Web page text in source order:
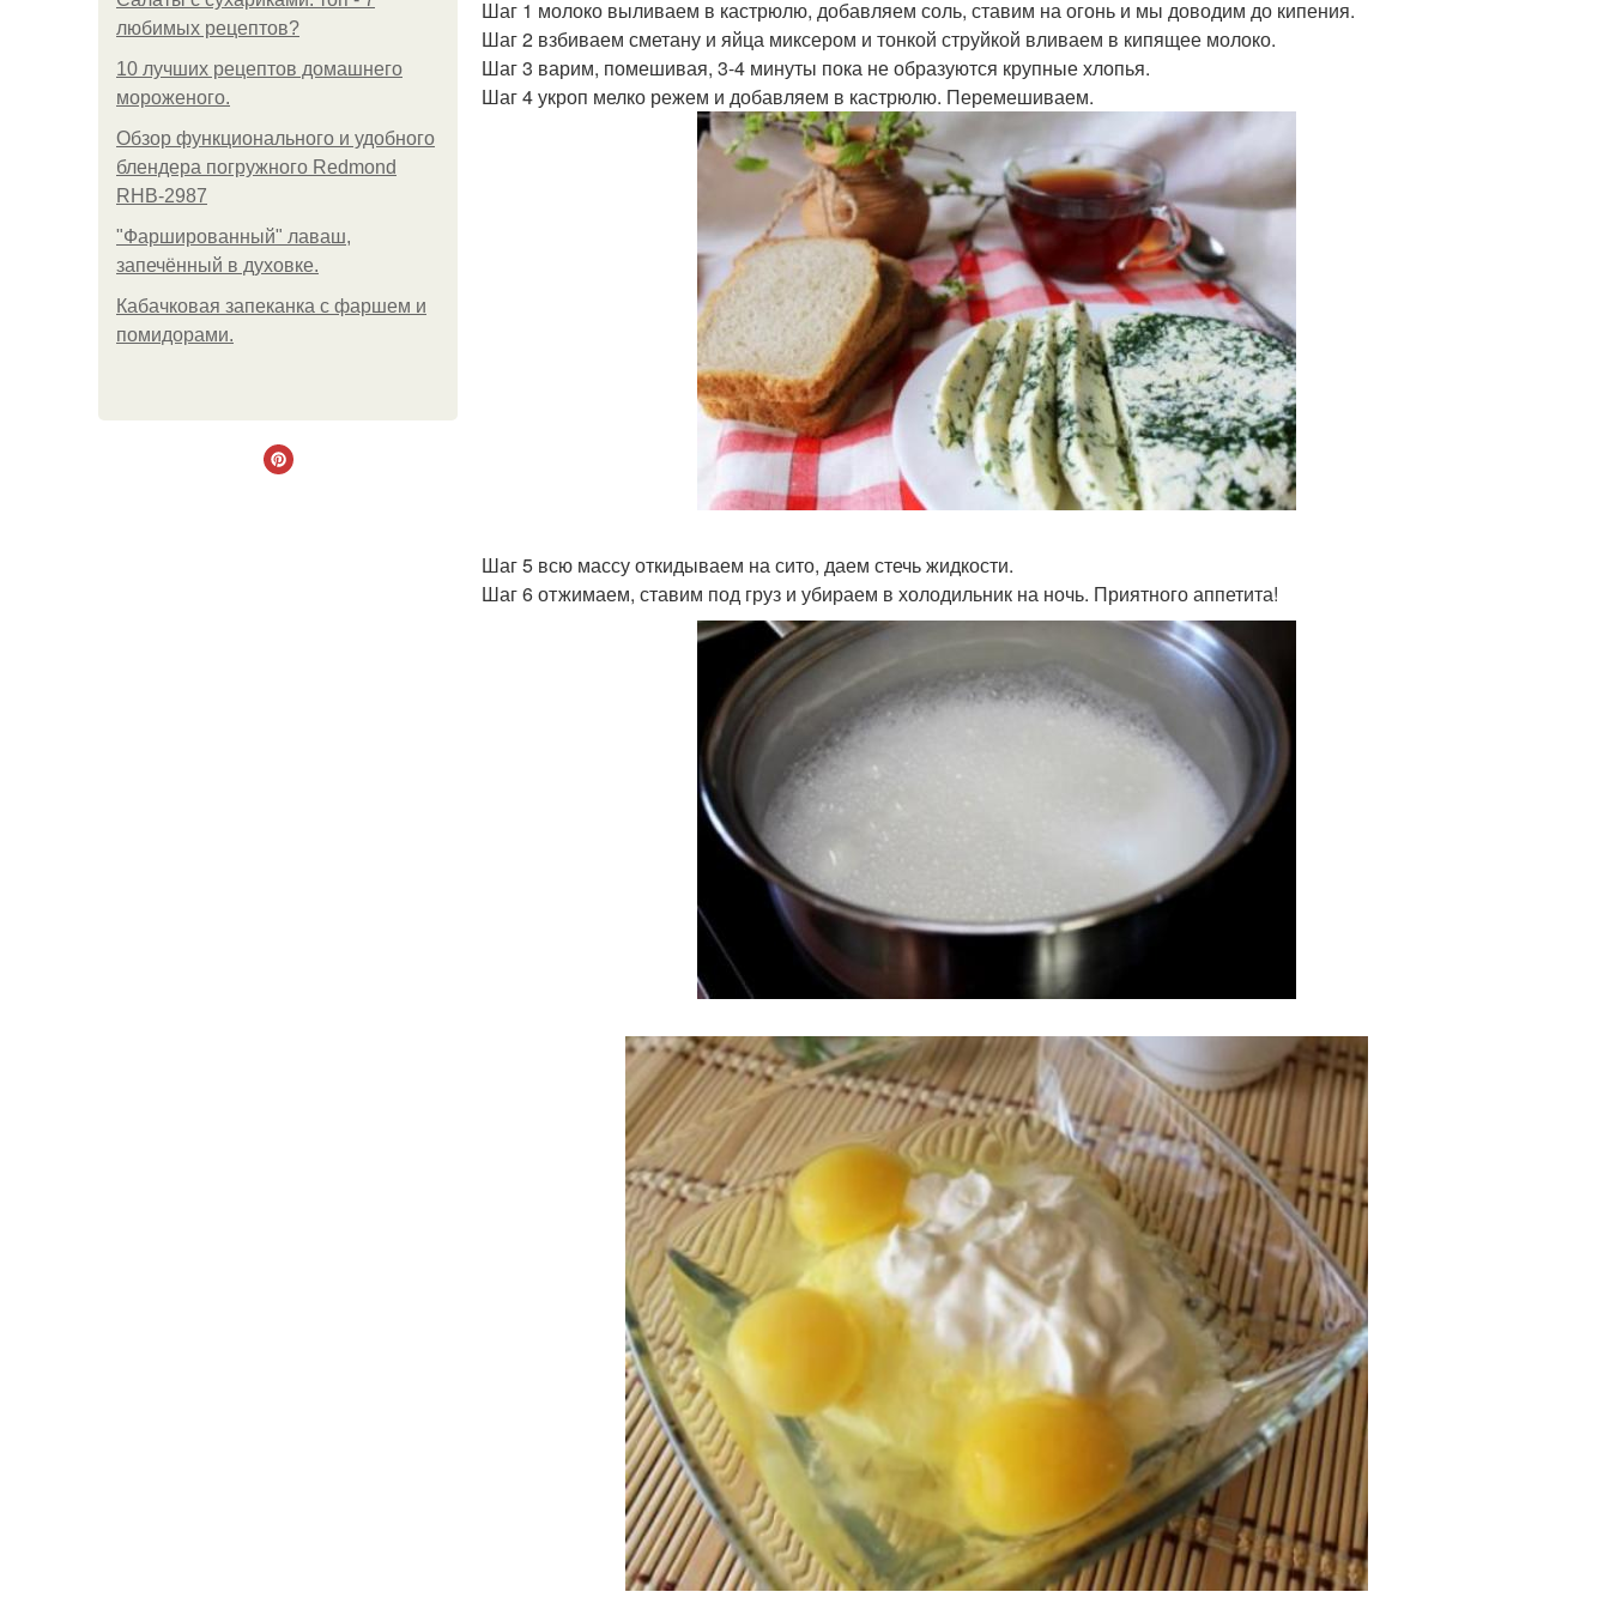
любимых рецептов?
10 лучших рецептов домашнего
мороженого.
Обзор функционального и удобного
блендера погружного Redmond
RHB-2987
"Фаршированный" лаваш,
запечённый в духовке.
Кабачковая запеканка с фаршем и
помидорами.
Шаг 1 молоко выливаем в кастрюлю, добавляем соль, ставим на огонь и мы доводим до кипения.
Шаг 2 взбиваем сметану и яйца миксером и тонкой струйкой вливаем в кипящее молоко.
Шаг 3 варим, помешивая, 3-4 минуты пока не образуются крупные хлопья.
Шаг 4 укроп мелко режем и добавляем в кастрюлю. Перемешиваем.
Шаг 5 всю массу откидываем на сито, даем стечь жидкости.
Шаг 6 отжимаем, ставим под груз и убираем в холодильник на ночь. Приятного аппетита!